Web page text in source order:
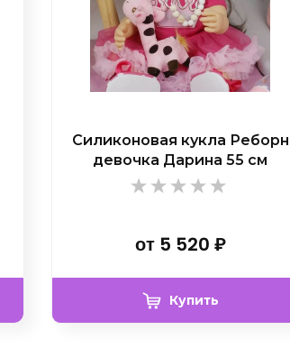
Силиконовая кукла Реборн
девочка Дарина 55 см
от5 520 ₽
Купить